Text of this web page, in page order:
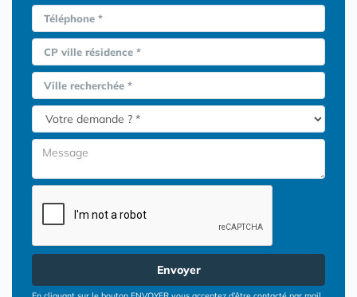
Téléphone *
CP ville résidence *
Ville recherchée *
Envoyer